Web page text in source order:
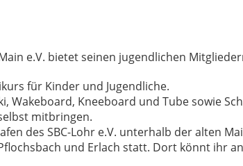
e.V. bietet seinen jugendlichen
für Kinder und Jugendliche.
Wakeboard, Kneeboard und Tube sowie
mitbringen.
des SBC-Lohr e.V. unterhalb der alten
und Erlach statt. Dort könnt ihr